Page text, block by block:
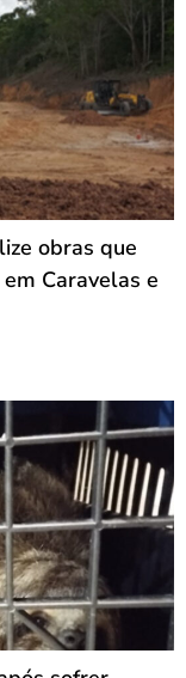
obras que
Caravelas e